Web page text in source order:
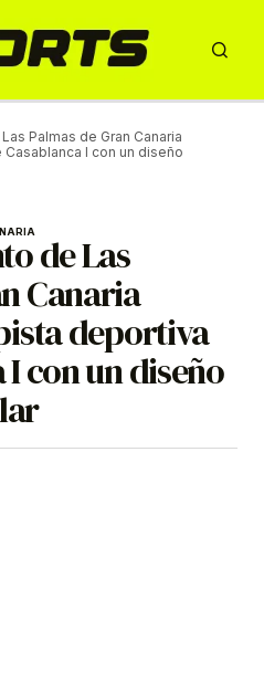
Palmas de Gran Canaria
I con un diseño
de Las
Canaria
deportiva
con un diseño